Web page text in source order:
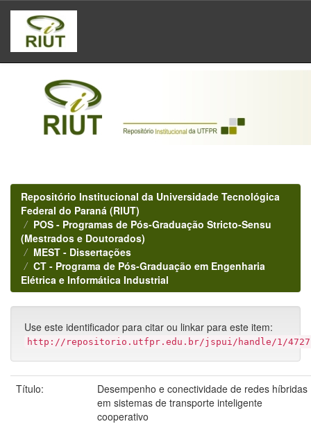
Skip
navigation
Repositório Institucional da Universidade Tecnológica
Federal do Paraná (RIUT)
POS - Programas de Pós-Graduação Stricto-Sensu
(Mestrados e Doutorados)
MEST - Dissertações
CT - Programa de Pós-Graduação em Engenharia
Elétrica e Informática Industrial
Use este identificador para citar ou linkar para este item:
http://repositorio.utfpr.edu.br/jspui/handle/1/4727
Título:
Desempenho e conectividade de redes híbridas
em sistemas de transporte inteligente
cooperativo